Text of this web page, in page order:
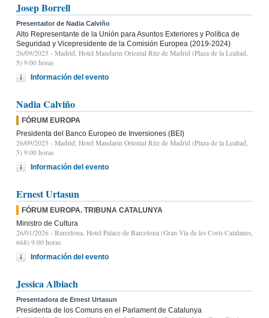
Josep Borrell
Presentador de Nadia Calviño
Alto Representante de la Unión para Asuntos Exteriores y Política de
Seguridad y Vicepresidente de la Comisión Europea (2019-2024)
26/09/2025 - Madrid, Hotel Mandarin Oriental Ritz de Madrid (Plaza de la Lealtad,
5) 9:00 horas
Información del evento
Nadia Calviño
FÓRUM EUROPA
Presidenta del Banco Europeo de Inversiones (BEI)
26/09/2025 - Madrid, Hotel Mandarin Oriental Ritz de Madrid (Plaza de la Lealtad,
5) 9:00 horas
Información del evento
Ernest Urtasun
FÓRUM EUROPA. TRIBUNA CATALUNYA
Ministro de Cultura
26/01/2026 - Barcelona, Hotel Palace de Barcelona (Gran Vía de les Corts Catalanes,
668) 9.00 horas
Información del evento
Jessica Albiach
Presentadora de Ernest Urtasun
Presidenta de los Comuns en el Parlament de Catalunya